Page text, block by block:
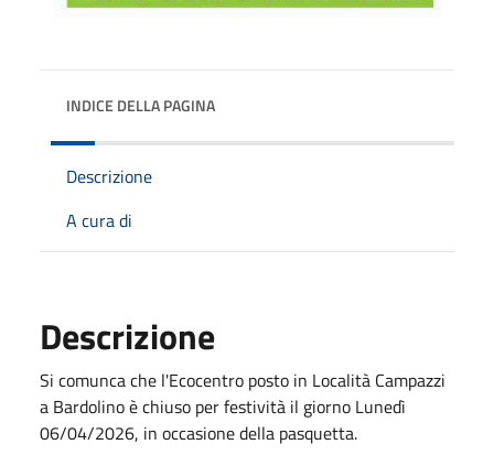
INDICE DELLA PAGINA
Descrizione
A cura di
Descrizione
Si comunca che l'Ecocentro posto in Località Campazzi
a Bardolino è chiuso per festività il giorno Lunedì
06/04/2026, in occasione della pasquetta.